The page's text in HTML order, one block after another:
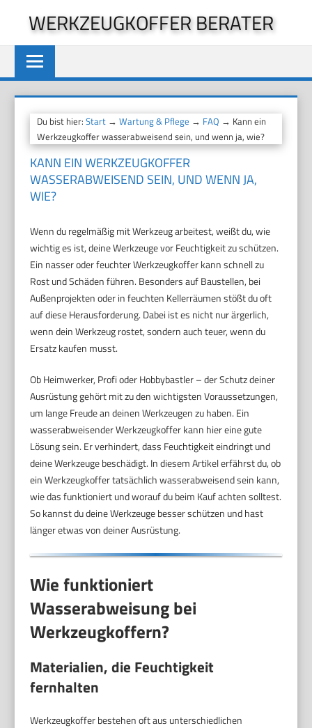
springen
WERKZEUGKOFFER BERATER
Du bist hier:Start →Wartung & Pflege → FAQ → Kann ein
Werkzeugkoffer wasserabweisend sein, und wenn ja, wie?
KANN EIN WERKZEUGKOFFER
WASSERABWEISEND SEIN, UND WENN JA,
WIE?
Wenn du regelmäßig mit Werkzeug arbeitest, weißt du, wie
wichtig es ist, deine Werkzeuge vor Feuchtigkeit zu schützen.
Ein nasser oder feuchter Werkzeugkoffer kann schnell zu
Rost und Schäden führen. Besonders auf Baustellen, bei
Außenprojekten oder in feuchten Kellerräumen stößt du oft
auf diese Herausforderung. Dabei ist es nicht nur ärgerlich,
wenn dein Werkzeug rostet, sondern auch teuer, wenn du
Ersatz kaufen musst.
Ob Heimwerker, Profi oder Hobbybastler – der Schutz deiner
Ausrüstung gehört mit zu den wichtigsten Voraussetzungen,
um lange Freude an deinen Werkzeugen zu haben. Ein
wasserabweisender Werkzeugkoffer kann hier eine gute
Lösung sein. Er verhindert, dass Feuchtigkeit eindringt und
deine Werkzeuge beschädigt. In diesem Artikel erfährst du, ob
ein Werkzeugkoffer tatsächlich wasserabweisend sein kann,
wie das funktioniert und worauf du beim Kauf achten solltest.
So kannst du deine Werkzeuge besser schützen und hast
länger etwas von deiner Ausrüstung.
Wie funktioniert
Wasserabweisung bei
Werkzeugkoffern?
Materialien, die Feuchtigkeit
fernhalten
Werkzeugkoffer bestehen oft aus unterschiedlichen